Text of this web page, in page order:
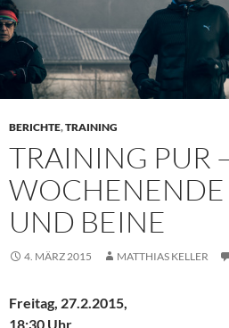
BERICHTE,TRAINING
TRAINING PUR
WOCHENENDE
UND BEINE
4. MÄRZ 2015 MATTHIAS KELLER
Freitag, 27.2.2015,
18:30 Uhr